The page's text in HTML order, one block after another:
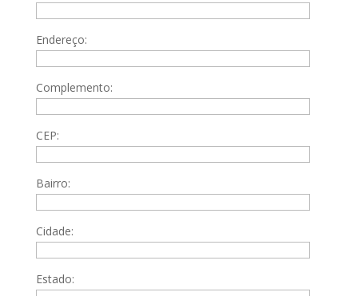
Endereço:
Complemento:
CEP:
Bairro:
Cidade:
Estado: